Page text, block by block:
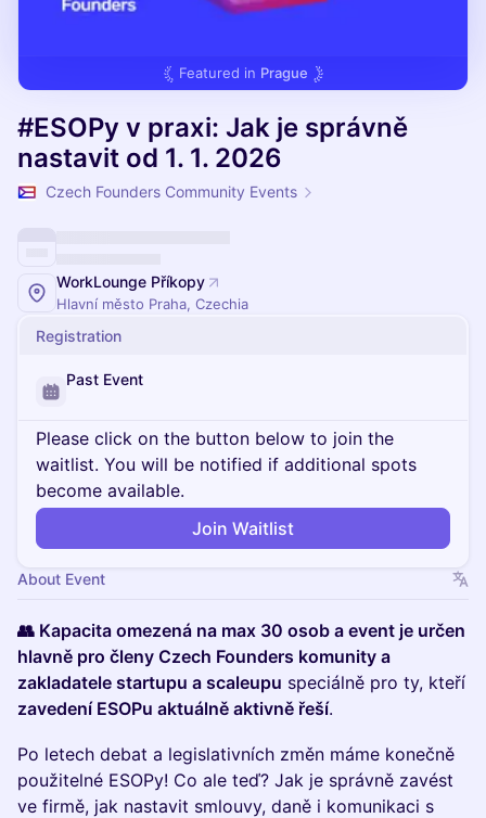
Featured in Prague
#ESOPy v praxi: Jak je správně
nastavit od 1. 1. 2026
Czech Founders Community Events
WorkLounge Příkopy
Hlavní město Praha, Czechia
Registration
Past Event
Please click on the button below to join the
waitlist. You will be notified if additional spots
become available.
Join Waitlist
About Event
👥 Kapacita omezená na max 30 osob a event je určen
hlavně pro členy Czech Founders komunity a
zakladatele startupu a scaleupu speciálně pro ty, kteří
zavedení ESOPu aktuálně aktivně řeší.
Po letech debat a legislativních změn máme konečně
použitelné ESOPy! Co ale teď? Jak je správně zavést
ve firmě, jak nastavit smlouvy, daně i komunikaci s